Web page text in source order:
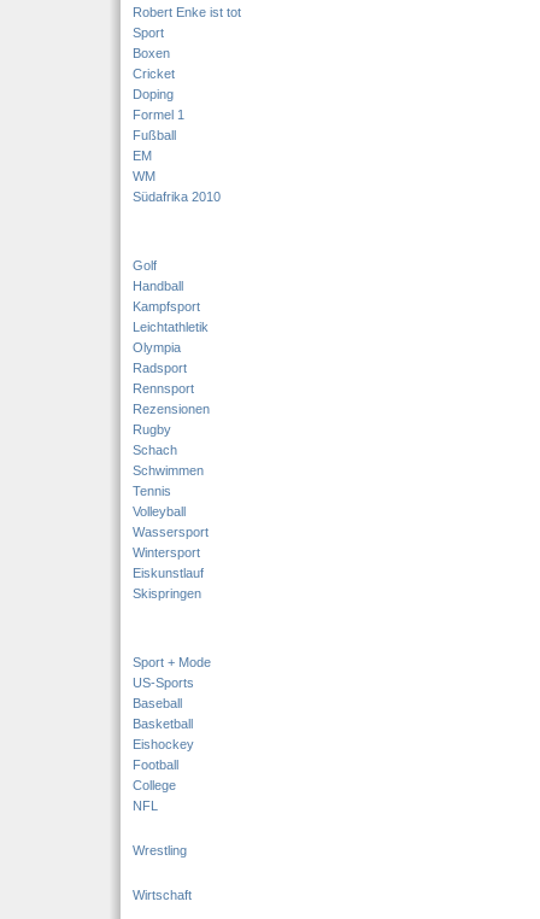
Robert Enke ist tot
Sport
Boxen
Cricket
Doping
Formel 1
Fußball
EM
WM
Südafrika 2010
Golf
Handball
Kampfsport
Leichtathletik
Olympia
Radsport
Rennsport
Rezensionen
Rugby
Schach
Schwimmen
Tennis
Volleyball
Wassersport
Wintersport
Eiskunstlauf
Skispringen
Sport + Mode
US-Sports
Baseball
Basketball
Eishockey
Football
College
NFL
Wrestling
Wirtschaft